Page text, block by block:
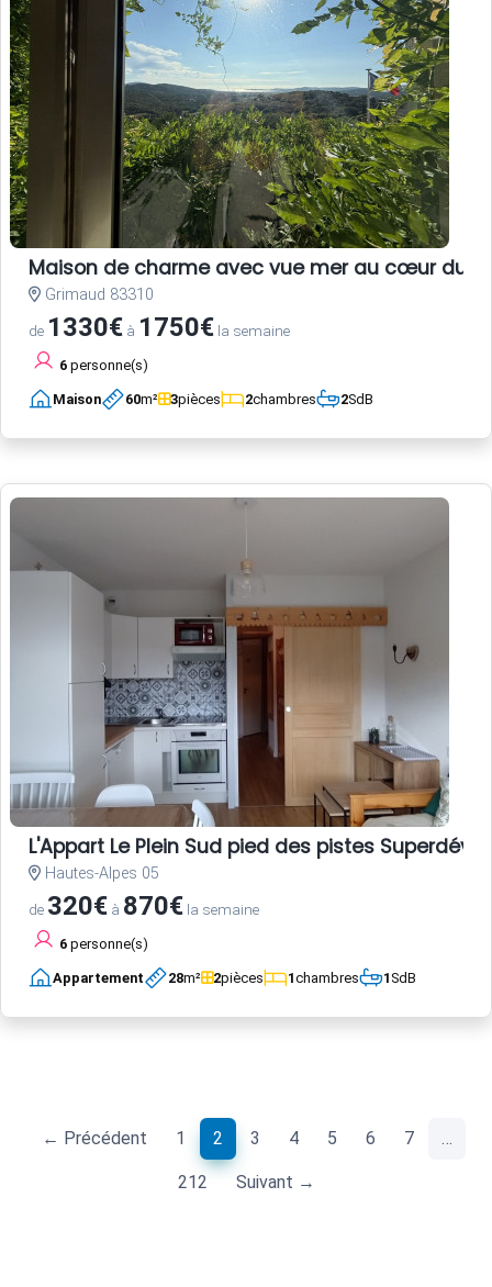
Maison de charme avec vue mer au cœur du
Grimaud 83310
de 1330€ à 1750€ la semaine
6 personne(s)
Maison 60m² 3pièces 2chambres 2SdB
L'Appart Le Plein Sud pied des pistes
Hautes-Alpes 05
de 320€ à 870€ la semaine
6 personne(s)
Appartement 28m² 2pièces 1chambres 1SdB
← Précédent 1 2(current)
3 4 5 6 7 …
212 Suivant →